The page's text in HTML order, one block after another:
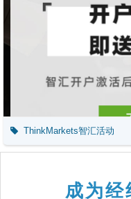
ThinkMarkets智汇活动
成为经